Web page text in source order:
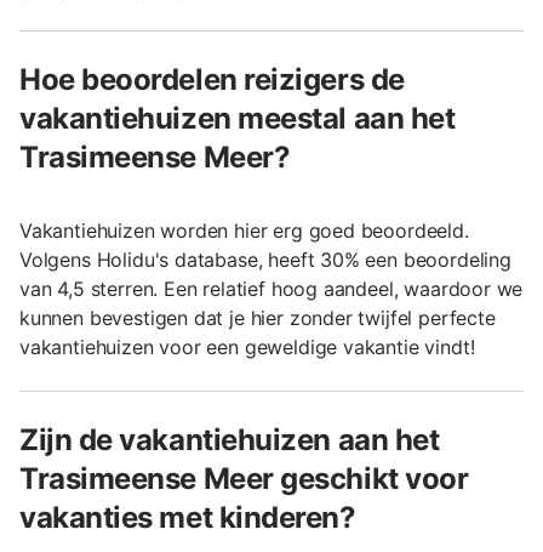
Hoe beoordelen reizigers de
vakantiehuizen meestal aan het
Trasimeense Meer?
Vakantiehuizen worden hier erg goed beoordeeld.
Volgens Holidu's database, heeft 30% een beoordeling
van 4,5 sterren. Een relatief hoog aandeel, waardoor we
kunnen bevestigen dat je hier zonder twijfel perfecte
vakantiehuizen voor een geweldige vakantie vindt!
Zijn de vakantiehuizen aan het
Trasimeense Meer geschikt voor
vakanties met kinderen?